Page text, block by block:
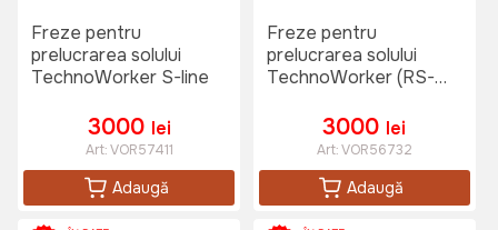
Freze pentru
prelucrarea solului
TechnoWorker S-line
3000 lei
Art:VOR57411
Adaugă
Freze pentru
prelucrarea solului
TechnoWorker (RS-
3000 lei
Art:VOR56732
Adaugă